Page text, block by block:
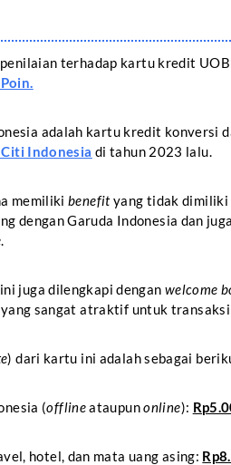
terhadap kartu kredit
adalah kartu kredit konversi
Indonesia di tahun 2023 lalu.
memilikibenefityang tidak dimiliki
dengan Garuda Indonesia dan
.
juga dilengkapi dengan welcome
yang sangat atraktif untuk transaksi
) dari kartu ini adalah sebagai
(offlineataupunonline):
hotel, dan mata uang asing: